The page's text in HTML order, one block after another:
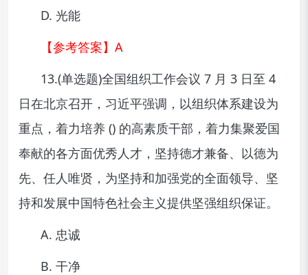
D. 光能
【参考答案】A
13.(单选题)全国组织工作会议 7 月 3 日至 4
日在北京召开，习近平强调，以组织体系建设为
重点，着力培养 () 的高素质干部，着力集聚爱国
奉献的各方面优秀人才，坚持德才兼备、以德为
先、任人唯贤，为坚持和加强党的全面领导、坚
持和发展中国特色社会主义提供坚强组织保证。
A. 忠诚
B. 干净